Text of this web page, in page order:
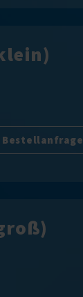
Bestellanfrage